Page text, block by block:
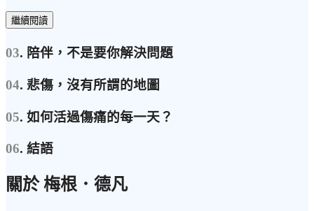
繼續閱讀
03. 陪伴，不是要你解決問題
04. 悲傷，沒有所謂的地圖
05. 如何活過傷痛的每一天？
06. 結語
關於 梅根．德凡